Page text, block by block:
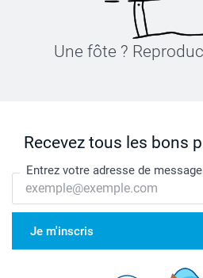
Une fôte ?
Recevez tous les bons
Entrez votre adresse de
Je m'inscris